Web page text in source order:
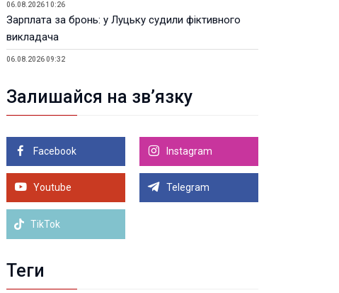
06.08.2026 10:26
Зарплата за бронь: у Луцьку судили фіктивного
викладача
06.08.2026 09:32
05.08.2026 21:18
Порівняння телеоб'єктивів Sigma Sports та Sony G-
05.08.2026 21:00
У Луцьку на 99,9% готовий новий Державний
ветеранський простір. ВІДЕО
Більше новин
Залишайся на зв’язку
Facebook Instagram
Youtube Telegram
TikTok
Теги